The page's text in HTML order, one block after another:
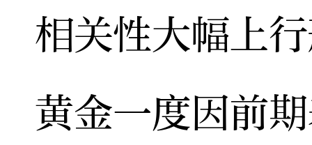
相关性大幅上
黄金一度因前